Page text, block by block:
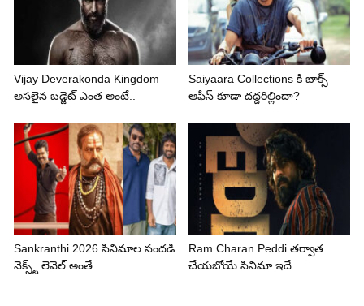
Vijay Deverakonda Kingdom
అసలైన బడ్జెట్ ఎంత అంటే..
Saiyaara Collections కి బాక్స్
ఆఫీస్ కూడా దద్దరిల్లిందా?
Sankranthi 2026 సినిమాల సందడి
నెక్స్ట్ లెవెల్ అంతే..
Ram Charan Peddi తర్వాత
చేయబోయే సినిమా ఇదే..